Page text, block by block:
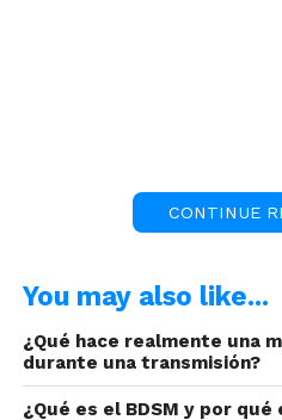
El reino animal
CONTINUE
You may also like...
¿Qué hace realmente una
durante una transmisión?
¿Qué es el BDSM y por